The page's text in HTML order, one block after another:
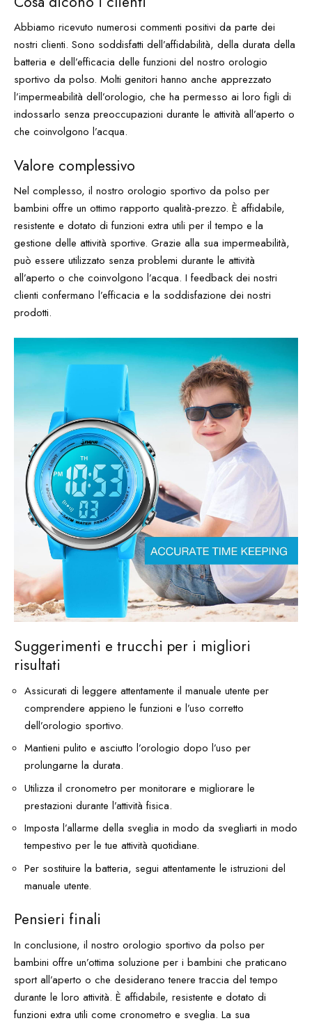
Abbiamo ricevuto numerosi commenti positivi da parte dei
nostri clienti. Sono soddisfatti dell’affidabilità, della durata della
batteria e dell’efficacia delle funzioni del nostro orologio
sportivo da polso. Molti genitori hanno anche apprezzato
l’impermeabilità dell’orologio, che ha permesso ai loro figli di
indossarlo senza preoccupazioni durante le attività all’aperto o
che coinvolgono l’acqua.
Valore complessivo
Nel complesso, il nostro orologio sportivo da polso per
bambini offre un ottimo rapporto qualità-prezzo. È affidabile,
resistente e dotato di funzioni extra utili per il tempo e la
gestione delle attività sportive. Grazie alla sua impermeabilità,
può essere utilizzato senza problemi durante le attività
all’aperto o che coinvolgono l’acqua. I feedback dei nostri
clienti confermano l’efficacia e la soddisfazione dei nostri
prodotti.
Suggerimenti e trucchi per i migliori
risultati
Assicurati di leggere attentamente il manuale utente per
comprendere appieno le funzioni e l’uso corretto
dell’orologio sportivo.
Mantieni pulito e asciutto l’orologio dopo l’uso per
prolungarne la durata.
Utilizza il cronometro per monitorare e migliorare le
prestazioni durante l’attività fisica.
Imposta l’allarme della sveglia in modo da svegliarti in modo
tempestivo per le tue attività quotidiane.
Per sostituire la batteria, segui attentamente le istruzioni del
manuale utente.
Pensieri finali
In conclusione, il nostro orologio sportivo da polso per
bambini offre un’ottima soluzione per i bambini che praticano
sport all’aperto o che desiderano tenere traccia del tempo
durante le loro attività. È affidabile, resistente e dotato di
funzioni extra utili come cronometro e sveglia. La sua